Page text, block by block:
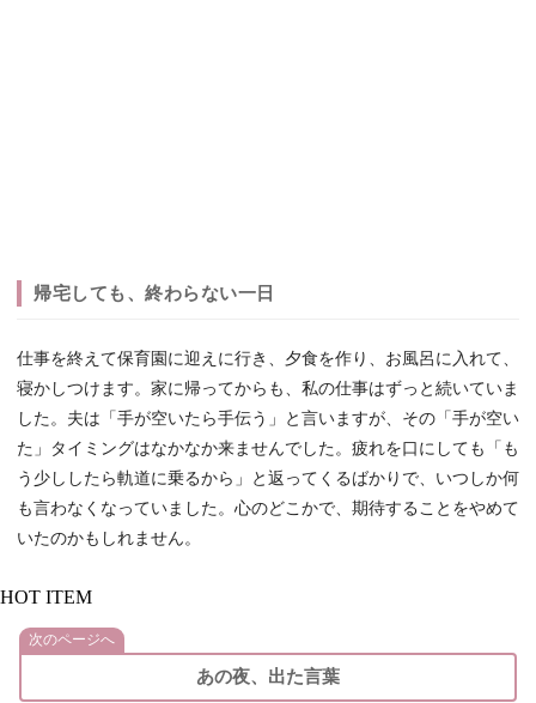
帰宅しても、終わらない一日
仕事を終えて保育園に迎えに行き、夕食を作り、お風呂に入れて、
寝かしつけます。家に帰ってからも、私の仕事はずっと続いていま
した。夫は「手が空いたら手伝う」と言いますが、その「手が空い
た」タイミングはなかなか来ませんでした。疲れを口にしても「も
う少ししたら軌道に乗るから」と返ってくるばかりで、いつしか何
も言わなくなっていました。心のどこかで、期待することをやめて
いたのかもしれません。
HOT ITEM
次のページへ
あの夜、出た言葉